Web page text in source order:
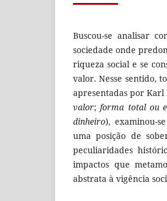
Buscou-se analisar
sociedade onde
riqueza social e se
valor. Nesse sentido,
apresentadas por Karl
valor;forma total ou
dinheiro), examinou-
uma posição de
peculiaridades
impactos que
abstrata à vigência